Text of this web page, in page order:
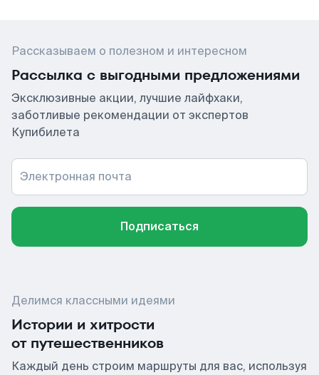
Рассказываем о полезном и интересном
Рассылка с выгодными предложениями
Эксклюзивные акции, лучшие лайфхаки,
заботливые рекомендации от экспертов
Купибилета
Электронная почта
Подписаться
Делимся классными идеями
Истории и хитрости
от путешественников
Каждый день строим маршруты для вас, используя